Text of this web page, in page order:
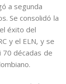
a segunda
Se consolidó la
éxito del
y el ELN, y se
70 décadas de